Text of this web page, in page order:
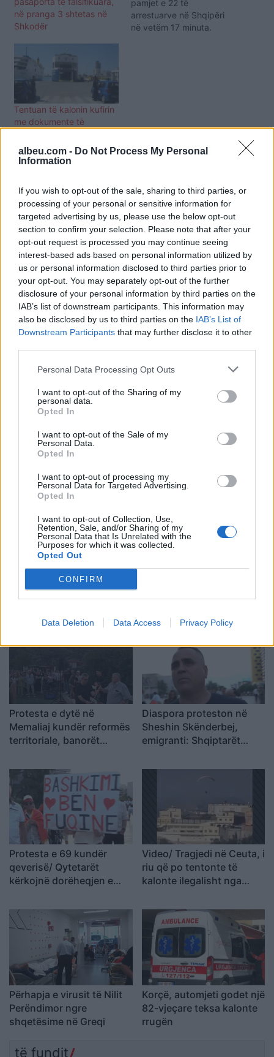
albeu.com - Do Not Process My Personal
Information
If you wish to opt-out of the sale, sharing to third parties, or
processing of your personal or sensitive information for
targeted advertising by us, please use the below opt-out
section to confirm your selection. Please note that after your
opt-out request is processed you may continue seeing
interest-based ads based on personal information utilized by
us or personal information disclosed to third parties prior to
your opt-out. You may separately opt-out of the further
disclosure of your personal information by third parties on the
IAB’s list of downstream participants. This information may
also be disclosed by us to third parties on the IAB’s List of
Downstream Participants that may further disclose it to other
Personal Data Processing Opt Outs
I want to opt-out of the Sharing of my
personal data.
Opted In
I want to opt-out of the Sale of my
Personal Data.
Opted In
I want to opt-out of processing my
Personal Data for Targeted Advertising.
Opted In
I want to opt-out of Collection, Use,
Retention, Sale, and/or Sharing of my
Personal Data that Is Unrelated with the
Purposes for which it was collected.
Opted Out
CONFIRM
Data Deletion Data Access Privacy Policy
në pranga 3 shtetas në
Shkodër
pamjet e 22 të
arrestuarve në Shqipëri
në vetëm 17 minuta.
ky operacion është bërë
Tentuan të kalonin kufirin
me dokumente të
turqit në Portin e Durrësit
falsifikuara
Second Protest in
Memaliaj Against
Territorial Reform as
with Tepelena
Thirrje nga Rrogozhina:
bashkimin me Kavajën,
bashkisë së tyre
Protesta e dytë në
Memaliaj kundër reformës
territoriale, banorët
Tepelenën
Diaspora proteston në
Sheshin Skënderbej,
emigranti: Shqiptarët
një qeveri europiane
Protesta e 69 kundër
qeverisë/ Qytetarët
kërkojnë dorëheqjen e
sheshin “Skënderbej”:
Fuqia qëndron te
bashkimi
Video/ Tragjedi në Ceuta, i
riu që po tentonte të
kalonte ilegalisht nga
në det dhe vdes
Përhapja e virusit të Nilit
Perëndimor ngre
shqetësime në Greqi
Korçë, automjeti godet një
82-vjeçare teksa kalonte
rrugën
të fundit